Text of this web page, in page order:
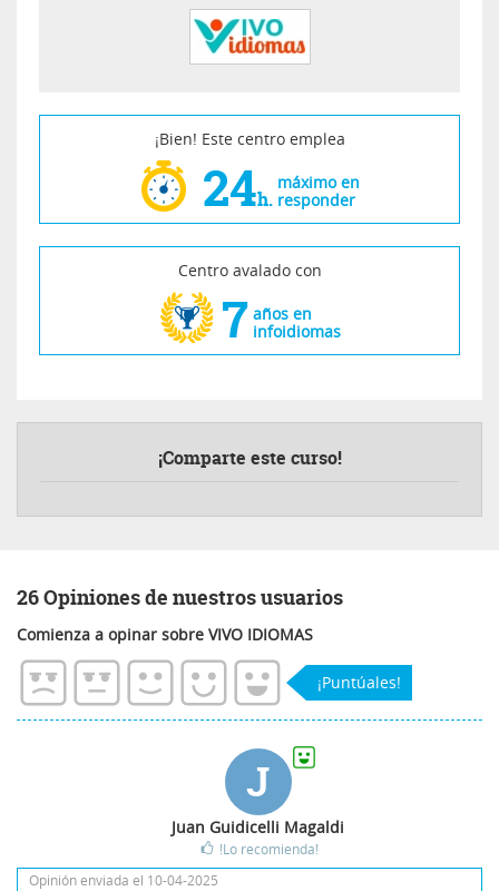
¡Bien! Este centro emplea
24h.
máximo en
responder
Centro avalado con
7 años en
infoidiomas
¡Comparte este curso!
26 Opiniones de nuestros usuarios
Comienza a opinar sobre VIVO IDIOMAS
¡Puntúales!
J
Juan Guidicelli Magaldi
!Lo recomienda!
Opinión enviada el 10-04-2025